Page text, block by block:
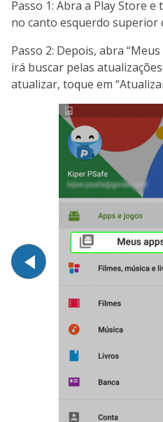
Passo 1: Abra a Play Store
no canto esquerdo superior
Passo 2: Depois, abra
irá buscar pelas
atualizar, toque em